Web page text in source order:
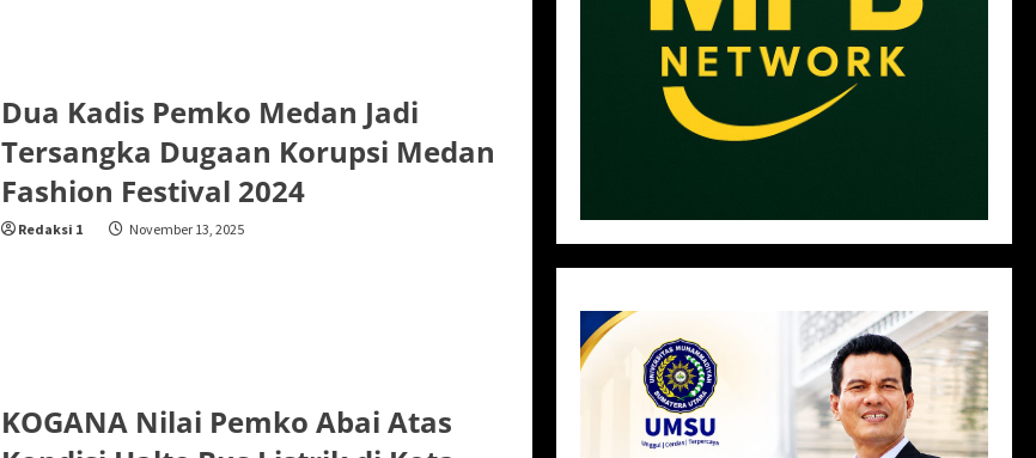
Dua Kadis Pemko Medan Jadi
Tersangka Dugaan Korupsi Medan
Fashion Festival 2024
Redaksi 1 November 13, 2025
KOGANA Nilai Pemko Abai Atas